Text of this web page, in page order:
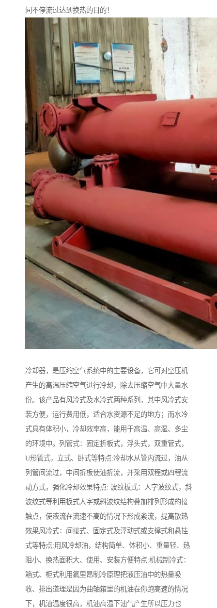
间不停流过达到换热的目的！
冷却器，是压缩空气系统中的主要设备，它可对空压机
产生的高温压缩空气进行冷却，除去压缩空气中大量水
份。该产品有风冷式及水冷式两种系列，其中风冷式安
装方便，运行费用低，适合水资源不足的地方；而水冷
式具有体积小，冷却效率高，能用于高温、高湿、多尘
的环境中。列管式：固定折板式，浮头式，双重管式，
U形管式，立式、卧式等特点:冷却水从管内流过，油从
列管间流过，中间折板使油折流，并采用双程或四程流
动方式，强化冷却效果特点: 波纹板式：人字波纹式，斜
波纹式等利用板式人字或斜波纹结构叠加排列形成的接
触点，使液流在流速不高的情况下形成紊流，提高散热
效果风冷式：间接式、固定式及浮动式或支撑式和悬挂
式等特点:用风冷却油，结构简单、体积小、重量轻、热
阻小、换热面积大、使用、安装方便特点:机械制冷式：
箱式、柜式利用氟里昂制冷原理把液压油中的热量吸
收、排出道理是因为曲轴箱里的机油在你跑高速的情况
下，机油温度很高，机油高温下油气产生所以压力也